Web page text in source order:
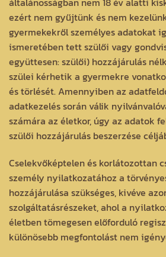
ezért nem gyűjtünk és nem
gyermekekről személyes adatokat
ismeretében tett szülői vagy
együttesen: szülői) hozzájárulás
szülei kérhetik a gyermekre
és törlését. Amennyiben az
adatkezelés során válik
számára az életkor, úgy az adatok
szülői hozzájárulás beszerzése
Cselekvőképtelen és korlátozottan
személy nyilatkozatához a
hozzájárulása szükséges, kivéve
szolgáltatásrészeket, ahol a
életben tömegesen előforduló
különösebb megfontolást nem